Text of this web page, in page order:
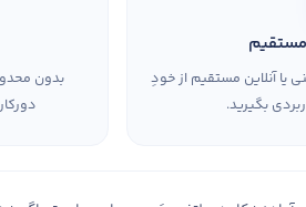
یا آنلاین مستقیم از خودِ
بگیرید.
بدون